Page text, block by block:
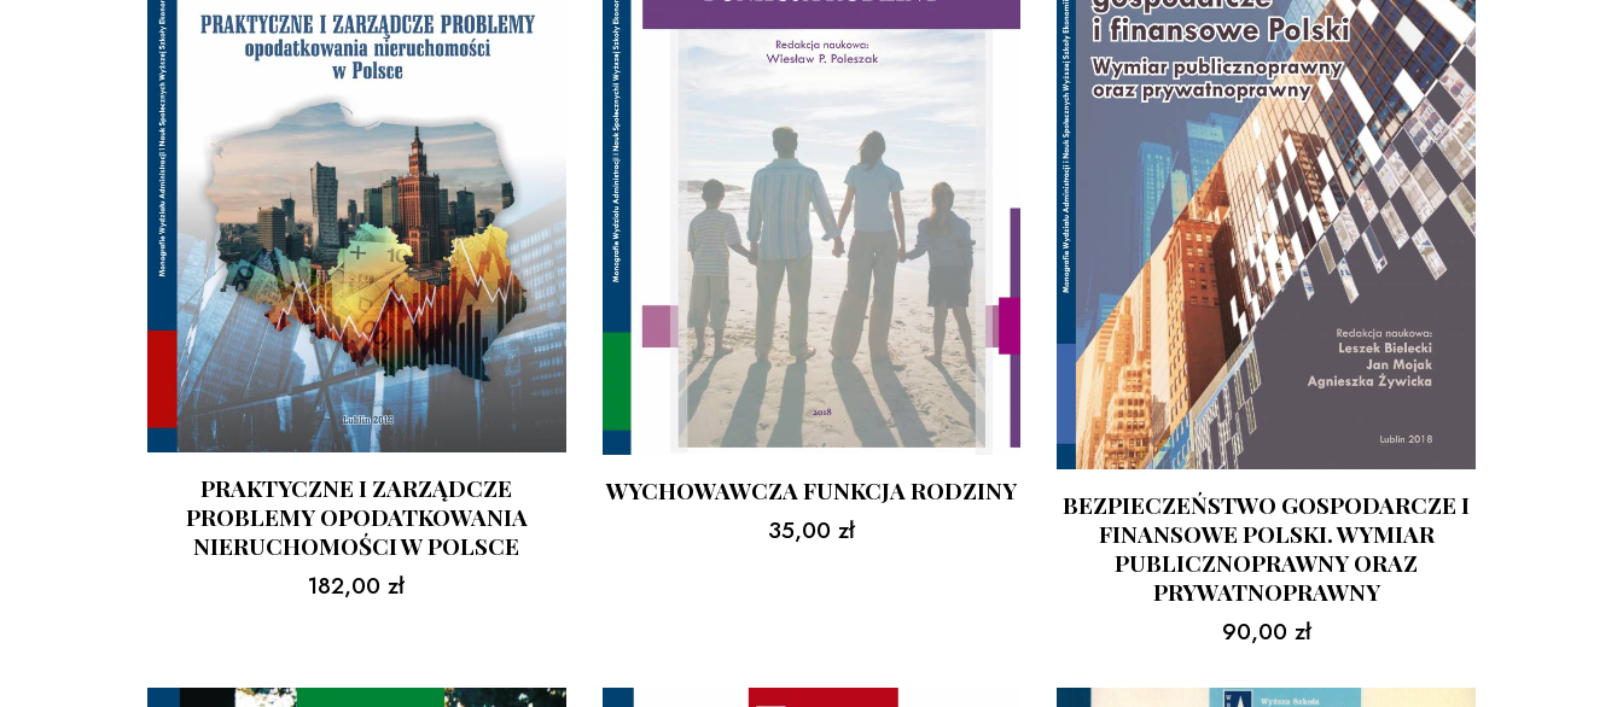
PRAKTYCZNE I ZARZĄDCZE
PROBLEMY OPODATKOWANIA
NIERUCHOMOŚCI W POLSCE
182,00zł
WYCHOWAWCZA FUNKCJA RODZINY
35,00 zł
BEZPIECZEŃSTWO GOSPODARCZE I
FINANSOWE POLSKI. WYMIAR
PUBLICZNOPRAWNY ORAZ
PRYWATNOPRAWNY
90,00 zł